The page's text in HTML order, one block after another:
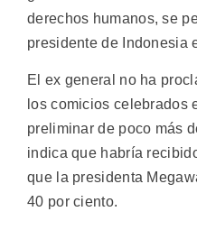
derechos humanos, se
presidente de Indonesia
El ex general no ha
los comicios celebrados
preliminar de poco más
indica que habría
que la presidenta
40 por ciento.